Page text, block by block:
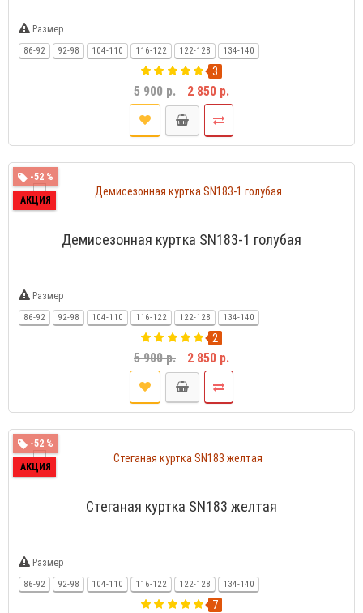
Размер
86-92 92-98 104-110 116-122 122-128 134-140
3
5 900 р. 2 850 р.
-52 %
АКЦИЯ
Демисезонная куртка SN183-1 голубая
Размер
86-92 92-98 104-110 116-122 122-128 134-140
2
5 900 р. 2 850 р.
-52 %
АКЦИЯ
Стеганая куртка SN183 желтая
Размер
86-92 92-98 104-110 116-122 122-128 134-140
7